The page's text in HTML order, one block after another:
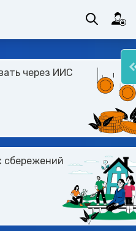
через ИИС
сбережений